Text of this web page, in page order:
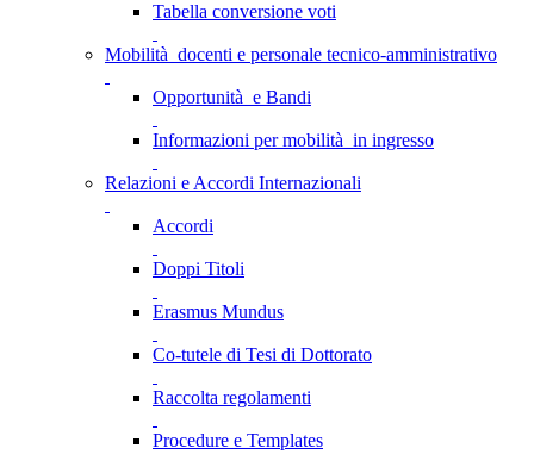
Tabella conversione voti
Mobilità docenti e personale tecnico-amministrativo
Opportunità e Bandi
Informazioni per mobilità in ingresso
Relazioni e Accordi Internazionali
Accordi
Doppi Titoli
Erasmus Mundus
Co-tutele di Tesi di Dottorato
Raccolta regolamenti
Procedure e Templates